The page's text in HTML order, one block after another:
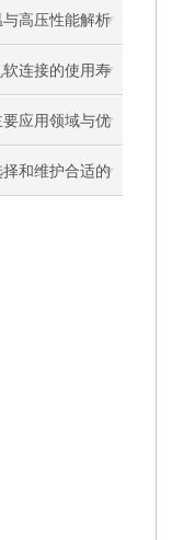
高压性能解析
连接的使用寿
应用领域与优
和维护合适的